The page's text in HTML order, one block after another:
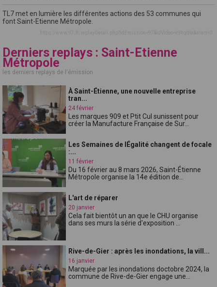
TL7 met en lumière les différentes actions des 53 communes qui
font Saint-Etienne Métropole.
Derniers replays : Saint-Etienne
Métropole
les derniers replays de l'émission
À Saint-Étienne, une nouvelle entreprise
tran...
24 février
Les marques 909 et Ptit Cul sunissent pour
créer la Manufacture Française de Sur...
Les Semaines de lÉgalité changent de focale
:...
11 février
Du 16 février au 8 mars 2026, Saint-Étienne
Métropole organise la 14e édition de...
L'art de réparer
20 janvier
Cela fait bientôt un an que le CHU organise
dans ses murs la série d'exposition ...
Rive-de-Gier : après les inondations, la vill...
16 janvier
Marquée par les inondations doctobre 2024, la
commune de Rive-de-Gier engage une...